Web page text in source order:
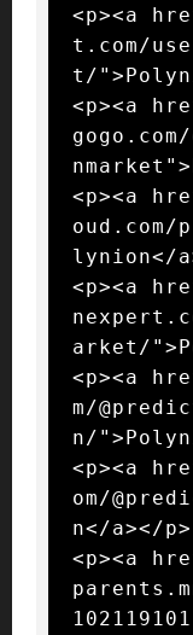
<p><a
t.com/
t/
<p><a
<p><a
oud.com/
lynion</
<p><a
arket/
<p><a
m/
n/
<p><a
om/
n</a></p>
<p><a